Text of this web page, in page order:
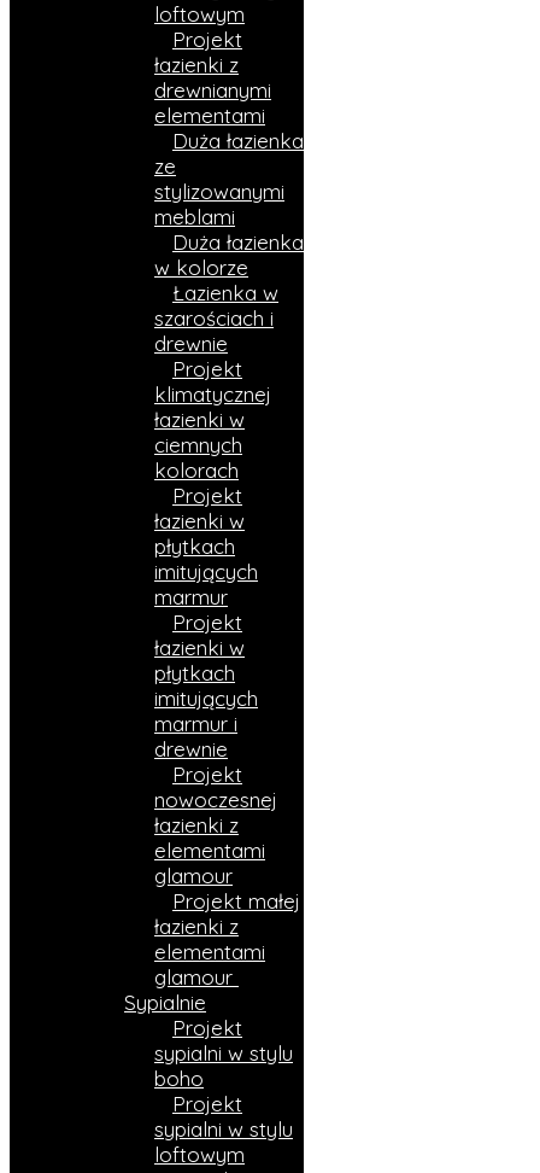
loftowym
Projekt
łazienki z
drewnianymi
elementami
Duża łazienka
ze
stylizowanymi
meblami
Duża łazienka
w kolorze
Łazienka w
szarościach i
drewnie
Projekt
klimatycznej
łazienki w
ciemnych
kolorach
Projekt
łazienki w
płytkach
imitujących
marmur
Projekt
łazienki w
płytkach
imitujących
marmur i
drewnie​
Projekt
nowoczesnej
łazienki z
elementami
glamour
Projekt małej
łazienki z
elementami
glamour
Sypialnie
Projekt
sypialni w stylu
boho
Projekt
sypialni w stylu
loftowym